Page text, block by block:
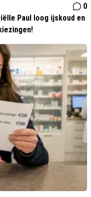
0
Paul loog ijskoud en